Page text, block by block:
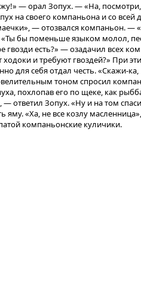
— орал Зопух. — «На, посмотри,
на своего компаньона и со всей
— отозвался компаньон. —
«Ты бы поменьше языком молол,
гвозди есть?» — озадачил всех
и требуют гвоздей?» При
для себя отдал честь. «Скажи-
тоном спросил
похлопав его по щеке, как
ответил Зопух. «Ну и на том
яму. «Ха, не все козлу
компаньонские куличики.